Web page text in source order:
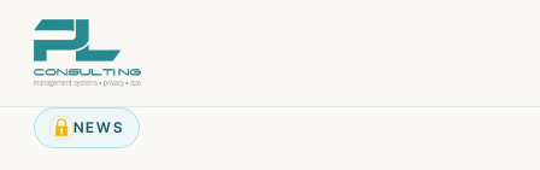
contenuto
NEWS